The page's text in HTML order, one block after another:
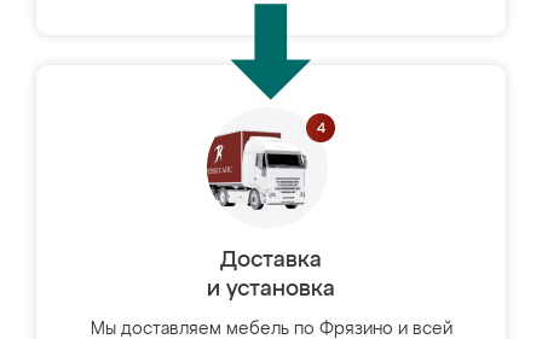
Доставка
и установка
Мы доставляем мебель по Фрязино и всей